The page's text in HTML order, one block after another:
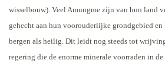
wisselbouw). Veel Amungme zijn van hun land
gehecht aan hun voorouderlijke grondgebied
bergen als heilig. Dit leidt nog steeds tot
regering die de enorme minerale voorraden in